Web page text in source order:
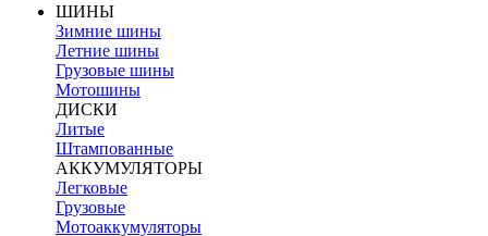
ШИНЫ
Зимние шины
Летние шины
Грузовые шины
Мотошины
ДИСКИ
Литые
Штампованные
АККУМУЛЯТОРЫ
Легковые
Грузовые
Мотоаккумуляторы